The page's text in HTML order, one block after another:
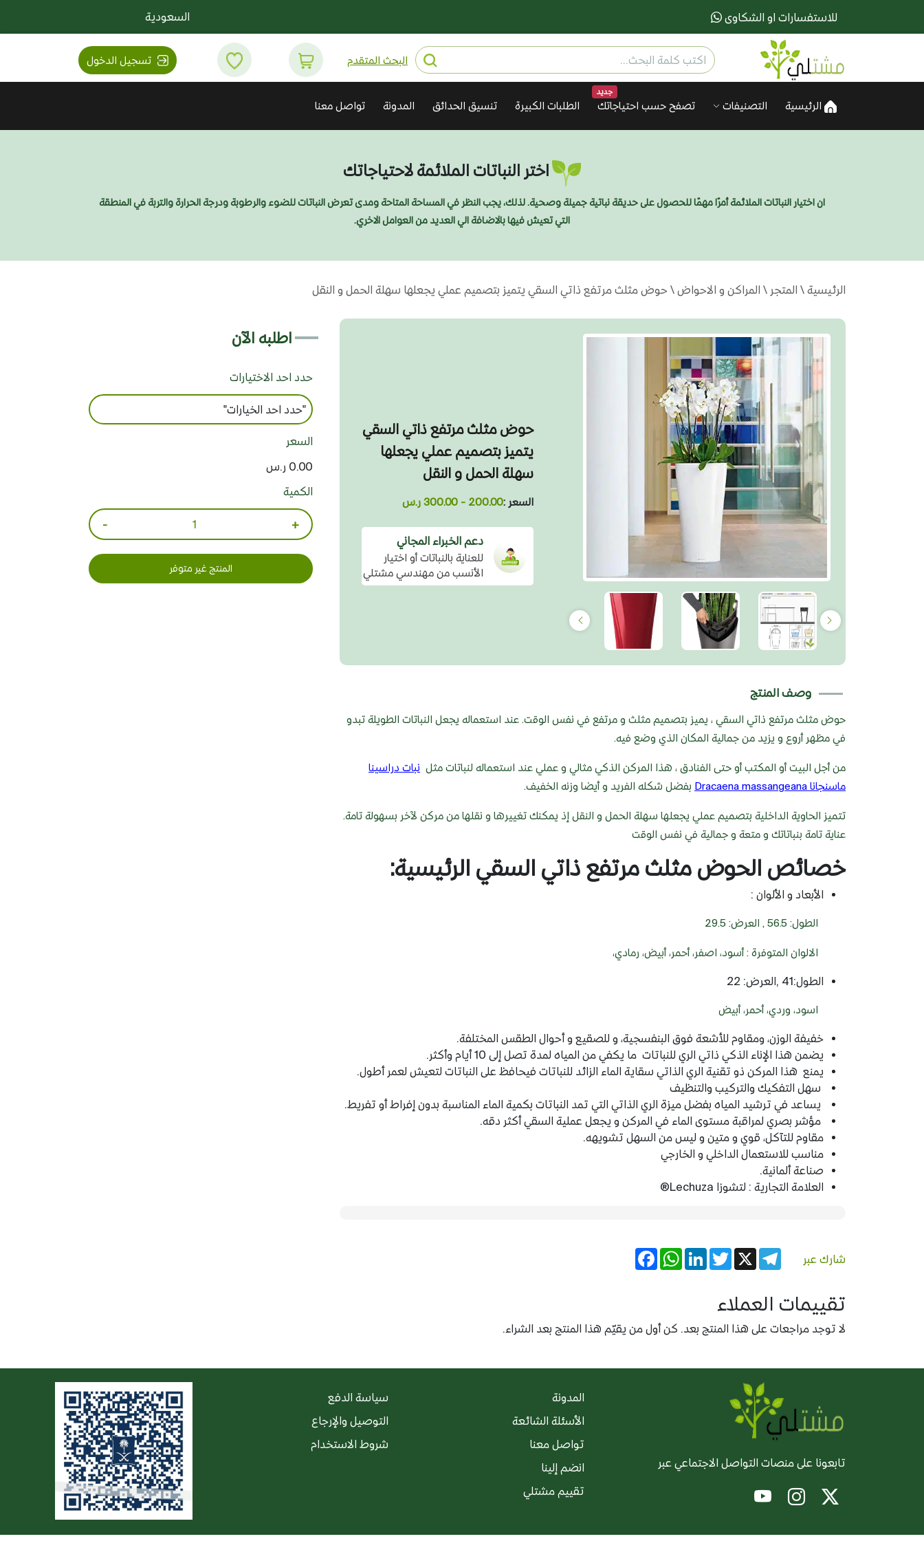
للاستفسارات او الشكاوى السعودية
البحث المتقدم تسجيل الدخول
الرئيسية التصنيفات
جديد
تصفح حسب احتياجاتك الطلبات الكبيرة تنسيق الحدائق المدونة تواصل معنا
اختر النباتات الملائمة لاحتياجاتك
ان اختيار النباتات الملائمة أمرًا مهمًا للحصول على حديقة نباتية جميلة وصحية. لذلك، يجب النظر في المساحة المتاحة ومدى تعرض النباتات للضوء والرطوبة ودرجة الحرارة والتربة في المنطقة
التي تعيش فيها بالاضافة الي العديد من العوامل الاخري.
الرئيسية \ المتجر \ المراكن و الاحواض \ حوض مثلث مرتفع ذاتي السقي يتميز بتصميم عملي يجعلها سهلة الحمل و النقل
حوض مثلث مرتفع ذاتي السقي
يتميز بتصميم عملي يجعلها
سهلة الحمل و النقل
السعر :200.00 - 300.00 ر.س
دعم الخبراء المجاني
للعناية بالنباتات أو اختيار
الأنسب من مهندسي مشتلي
وصف المنتج
حوض مثلث مرتفع ذاتي السقي ، يميز بتصميم مثلث و مرتفع في نفس الوقت. عند استعماله يجعل النباتات الطويلة تبدو
في مظهر أروع و يزيد من جمالية المكان الذي وضع فيه.
من أجل البيت أو المكتب أو حتى الفنادق ، هذا المركن الذكي مثالي و عملي عند استعماله لنباتات مثل نبات دراسينا
ماسنجانا Dracaena massangeana
بفضل شكله الفريد و أيضا وزنه الخفيف.
تتميز الحاوية الداخلية بتصميم عملي يجعلها سهلة الحمل و النقل إذ يمكنك تغييرها و نقلها من مركن لآخر بسهولة تامة.
عناية تامة بنباتاتك و متعة و جمالية في نفس الوقت
خصائص الحوض مثلث مرتفع ذاتي السقي الرئيسية:
الأبعاد و الألوان :
الطول: 56.5 , العرض: 29.5
الالوان المتوفرة : أسود، اصفر، أحمر، أبيض، رمادي،
الطول:41 ,العرض: 22
اسود، وردي، أحمر، أبيض
خفيفة الوزن، ومقاوم للأشعة فوق البنفسجية، و للصقيع و أحوال الطقس المختلفة.
يضمن هذا الإناء الذكي ذاتي الري للنباتات ما يكفي من المياه لمدة تصل إلى 10 أيام وأكثر.
يمنع هذا المركن ذو تقنية الري الذاتي سقاية الماء الزائد للنباتات فيحافظ على النباتات لتعيش لعمر أطول.
سهل التفكيك والتركيب والتنظيف
يساعد في ترشيد المياه بفضل ميزة الري الذاتي التي تمد النباتات بكمية الماء المناسبة بدون إفراط أو تفريط.
مؤشر بصري لمراقبة مستوى الماء في المركن و يجعل عملية السقي أكثر دقه.
مقاوم للتآكل، قوي و متين و ليس من السهل تشويهه.
مناسب للاستعمال الداخلي و الخارجي
صناعة ألمانية.
العلامة التجارية : لتشوزا Lechuza®
شارك عبر FacebookWhatsAppLinkedInTwitter X
Telegram
تقييمات العملاء
لا توجد مراجعات على هذا المنتج بعد. كن أول من يقيّم هذا المنتج بعد الشراء.
اطلبه الآن
حدد احد الاختيارات
السعر
0.00 ر.س
الكمية
+
-
المنتج غير متوفر
تابعونا على منصات التواصل الاجتماعي عبر
المدونة
الأسئلة الشائعة
تواصل معنا
انضم إلينا
تقييم مشتلي
سياسة الدفع
التوصيل والإرجاع
شروط الاستخدام